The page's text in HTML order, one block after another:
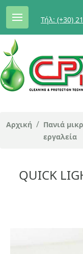
Τήλ: (+30)
Αρχική / Πανιά
εργαλεία
QUICK